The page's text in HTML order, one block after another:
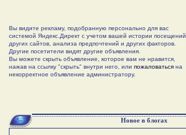
Вы видите рекламу, подобранную персонально для вас
системой Яндекс.Директ с учетом вашей истории посещений
других сайтов, анализа предпочтений и других факторов.
Другие посетители видят другие объявления.
Вы можете скрыть объявление, которое вам не нравится,
нажав на ссылку "скрыть" внутри него, или пожаловаться на
некорректное объявление администратору.
Новое в блогах